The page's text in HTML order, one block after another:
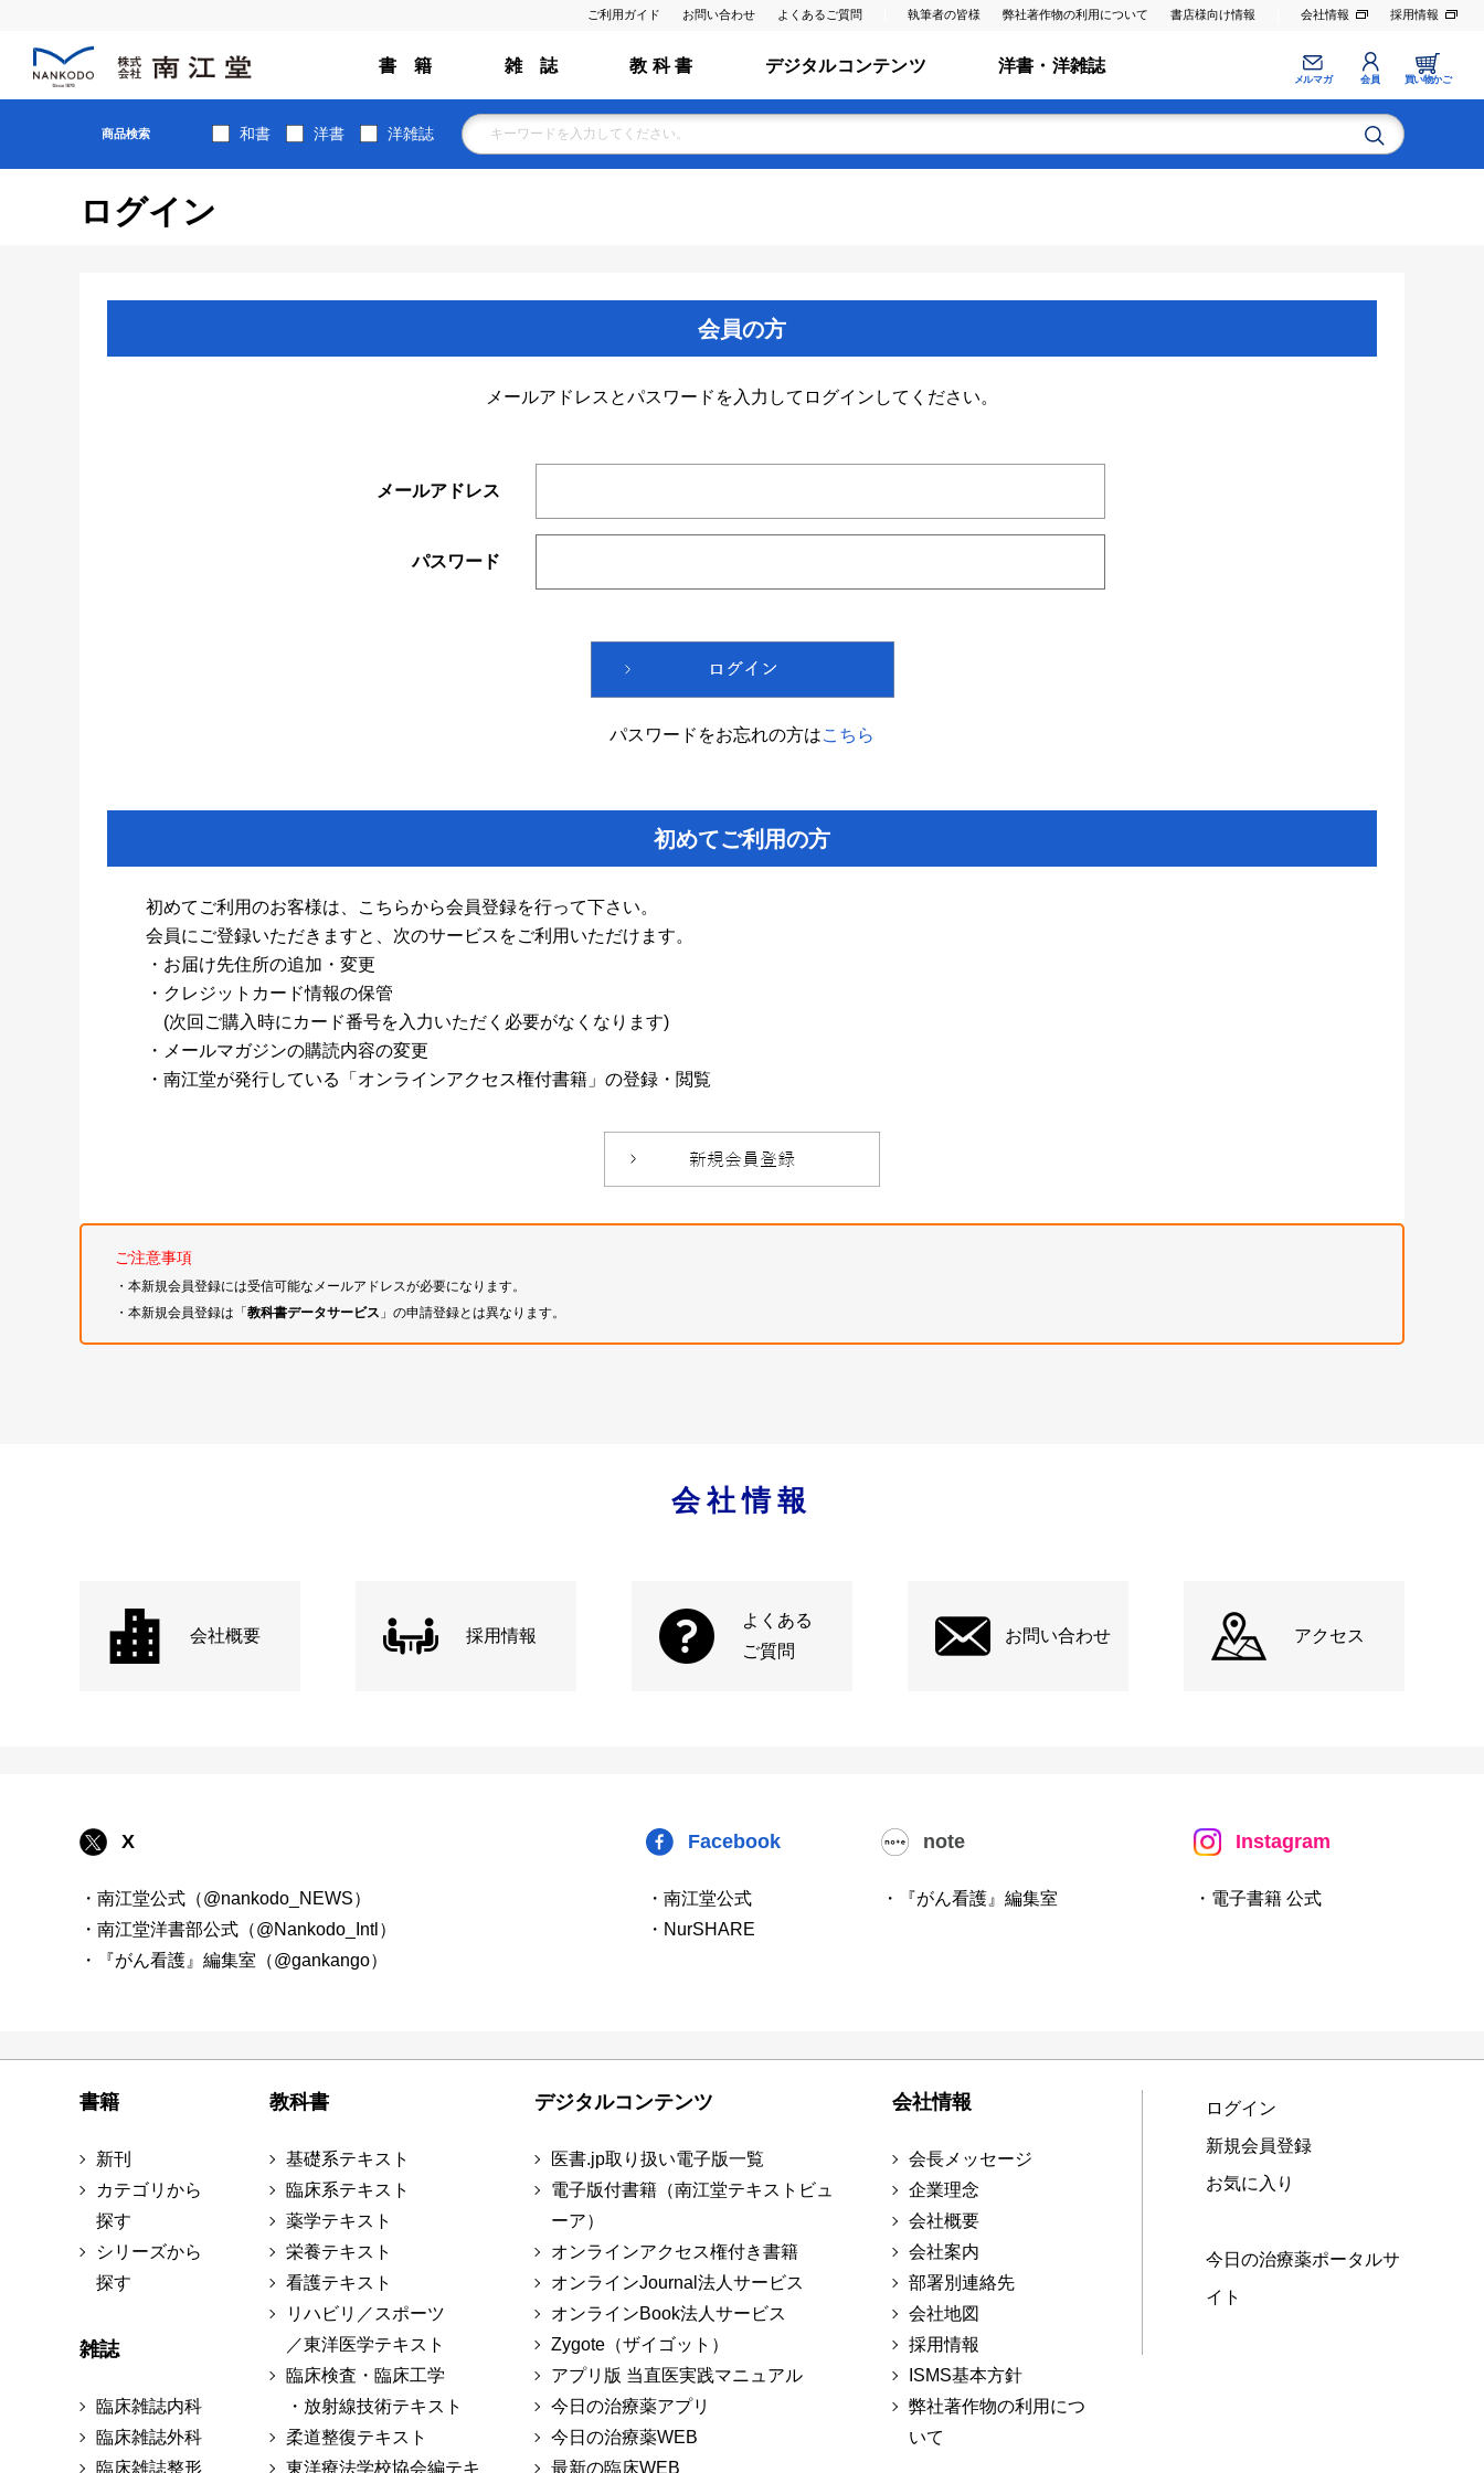
ご利用ガイド お問い合わせ よくあるご質問 執筆者の皆様 弊社著作物の利用について 書店様向け情報 会社情報 採用情報
書 籍 雑 誌 教 科 書 デジタルコンテンツ 洋書・洋雑誌
メルマガ 会員 買い物かご
商品検索 和書 洋書 洋雑誌
ログイン
会員の方
メールアドレスとパスワードを入力してログインしてください。
メールアドレス
パスワード
パスワードをお忘れの方はこちら
初めてご利用の方
初めてご利用のお客様は、こちらから会員登録を行って下さい。
会員にご登録いただきますと、次のサービスをご利用いただけます。
・お届け先住所の追加・変更
・クレジットカード情報の保管
(次回ご購入時にカード番号を入力いただく必要がなくなります)
・メールマガジンの購読内容の変更
・南江堂が発行している「オンラインアクセス権付書籍」の登録・閲覧
ご注意事項
・本新規会員登録には受信可能なメールアドレスが必要になります。
・本新規会員登録は「教科書データサービス 」の申請登録とは異なります。
会社情報
会社概要 採用情報
よくある
ご質問
お問い合わせ アクセス
X
・南江堂公式（@nankodo_NEWS）
・南江堂洋書部公式（@Nankodo_Intl）
・『がん看護』編集室（@gankango）
Facebook
・南江堂公式
・NurSHARE
note
・『がん看護』編集室
Instagram
・電子書籍 公式
書籍
新刊
カテゴリから
探す
シリーズから
探す
雑誌
臨床雑誌内科
臨床雑誌外科
臨床雑誌整形
教科書
基礎系テキスト
臨床系テキスト
薬学テキスト
栄養テキスト
看護テキスト
リハビリ／スポーツ
／東洋医学テキスト
臨床検査・臨床工学
・放射線技術テキスト
柔道整復テキスト
東洋療法学校協会編テキ
デジタルコンテンツ
医書.jp取り扱い電子版一覧
電子版付書籍（南江堂テキストビュ
ーア）
オンラインアクセス権付き書籍
オンラインJournal法人サービス
オンラインBook法人サービス
Zygote（ザイゴット）
アプリ版 当直医実践マニュアル
今日の治療薬アプリ
今日の治療薬WEB
最新の臨床WEB
会社情報
会長メッセージ
企業理念
会社概要
会社案内
部署別連絡先
会社地図
採用情報
ISMS基本方針
弊社著作物の利用につ
いて
ログイン
新規会員登録
お気に入り
今日の治療薬ポータルサ
イト